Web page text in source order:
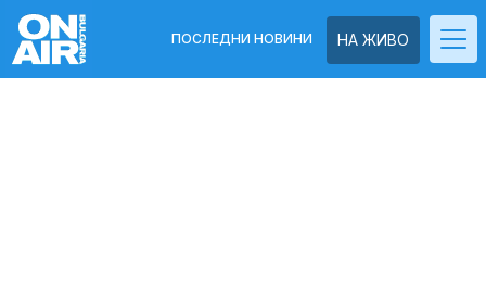
НА ЖИВО
ПОСЛЕДНИ НОВИНИ